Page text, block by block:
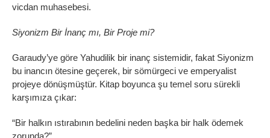
vicdan muhasebesi.
Siyonizm Bir İnanç mı, Bir Proje mi?
Garaudy’ye göre Yahudilik bir inanç sistemidir, fakat Siyonizm
bu inancın ötesine geçerek, bir sömürgeci ve emperyalist
projeye dönüşmüştür. Kitap boyunca şu temel soru sürekli
karşımıza çıkar:
“Bir halkın ıstırabının bedelini neden başka bir halk ödemek